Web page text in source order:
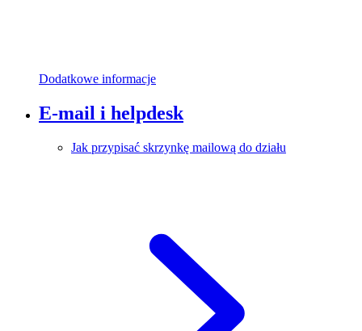
Dodatkowe informacje
E-mail i helpdesk
Jak przypisać skrzynkę mailową do działu